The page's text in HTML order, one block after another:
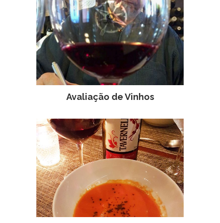
Avaliação de Vinhos